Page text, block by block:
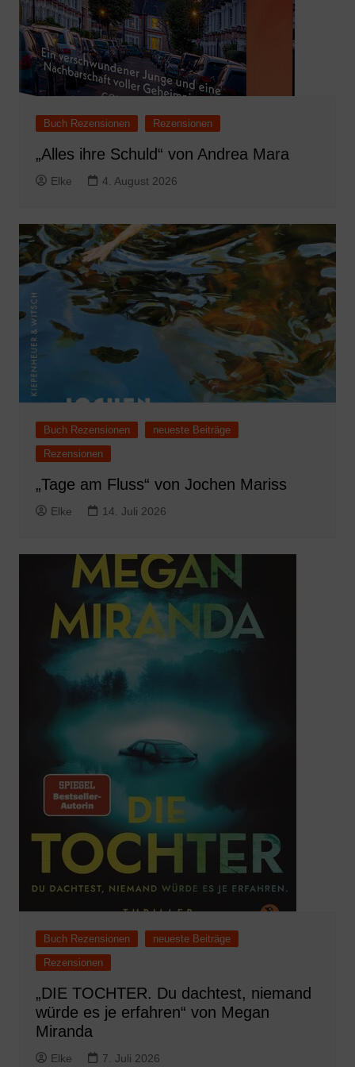
Buch Rezensionen Rezensionen
„Alles ihre Schuld“ von Andrea Mara
Elke 4. August 2026
Buch Rezensionen
neueste Beiträge
Rezensionen
„Tage am Fluss“ von Jochen Mariss
Elke 14. Juli 2026
Buch Rezensionen
neueste Beiträge
Rezensionen
„DIE TOCHTER. Du dachtest, niemand
würde es je erfahren“ von Megan
Miranda
Elke 7. Juli 2026